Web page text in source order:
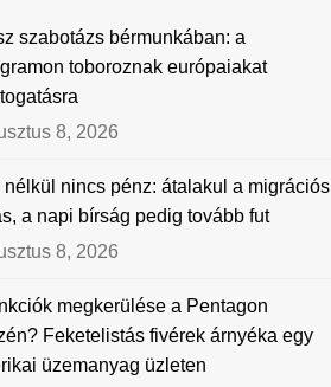
szabotázs bérmunkában: a
toboroznak európaiakat
8, 2026
nélkül nincs pénz: átalakul a migrációs
a napi bírság pedig tovább fut
8, 2026
megkerülése a Pentagon
Feketelistás fivérek árnyéka egy
üzemanyag üzleten